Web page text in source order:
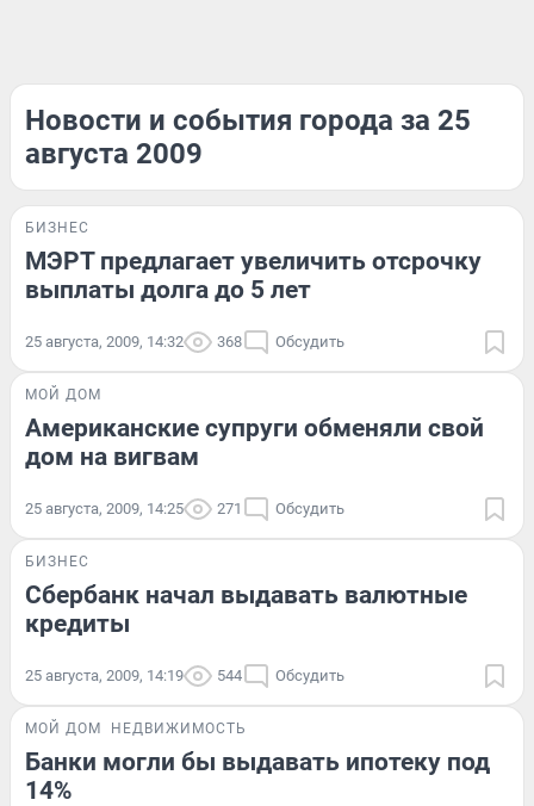
Новости и события города за 25
августа 2009
БИЗНЕС
МЭРТ предлагает увеличить отсрочку
выплаты долга до 5 лет
25 августа, 2009, 14:32 368 Обсудить
МОЙ ДОМ
Американские супруги обменяли свой
дом на вигвам
25 августа, 2009, 14:25 271 Обсудить
БИЗНЕС
Сбербанк начал выдавать валютные
кредиты
25 августа, 2009, 14:19 544 Обсудить
МОЙ ДОМ НЕДВИЖИМОСТЬ
Банки могли бы выдавать ипотеку под
14%